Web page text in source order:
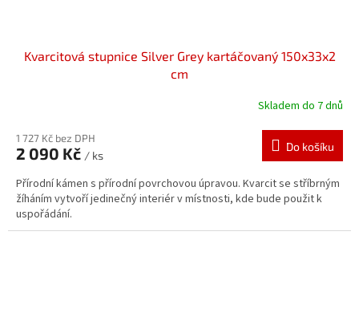
Kvarcitová stupnice Silver Grey kartáčovaný 150x33x2
cm
Skladem do 7 dnů
1 727 Kč bez DPH
2 090 Kč / ks
Do košíku
Přírodní kámen s přírodní povrchovou úpravou. Kvarcit se stříbrným
žíháním vytvoří jedinečný interiér v místnosti, kde bude použit k
uspořádání.